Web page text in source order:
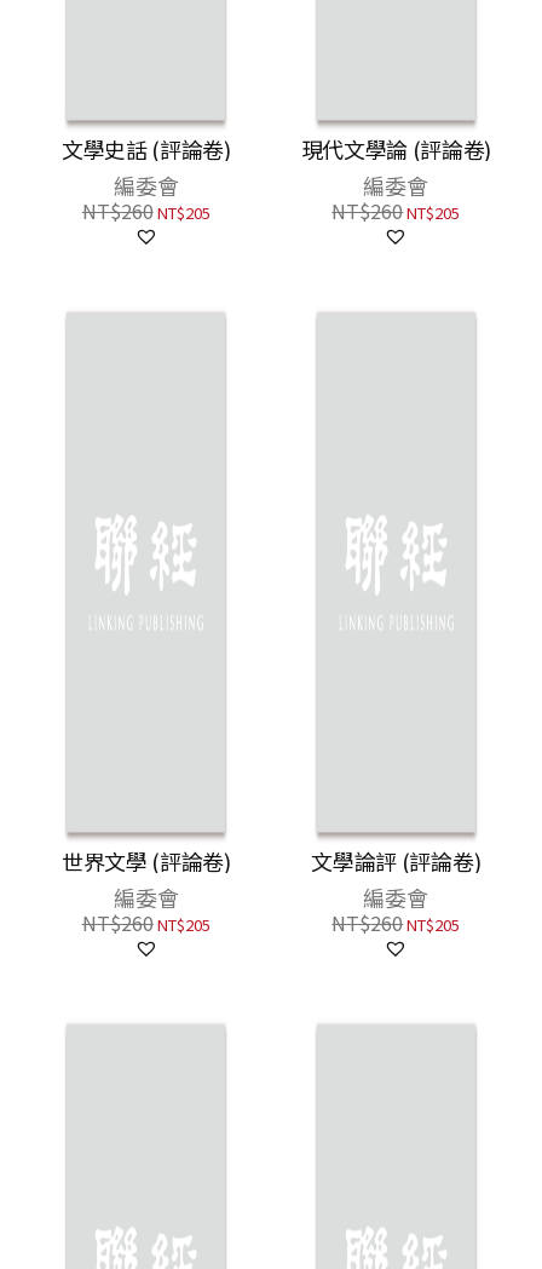
文學史話 (評論卷)
編委會
NT$260NT$205
現代文學論 (評論卷)
編委會
NT$260NT$205
世界文學 (評論卷)
編委會
NT$260NT$205
文學論評 (評論卷)
編委會
NT$260NT$205